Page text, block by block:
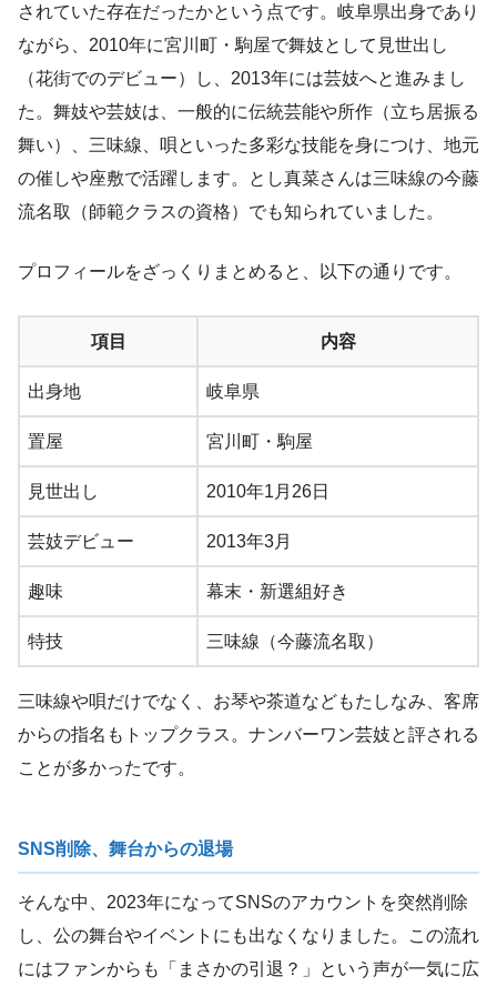
されていた存在だったかという点です。岐阜県出身であり
ながら、2010年に宮川町・駒屋で舞妓として見世出し
（花街でのデビュー）し、2013年には芸妓へと進みまし
た。舞妓や芸妓は、一般的に伝統芸能や所作（立ち居振る
舞い）、三味線、唄といった多彩な技能を身につけ、地元
の催しや座敷で活躍します。とし真菜さんは三味線の今藤
流名取（師範クラスの資格）でも知られていました。
プロフィールをざっくりまとめると、以下の通りです。
項目 内容
出身地 岐阜県
置屋 宮川町・駒屋
見世出し 2010年1月26日
芸妓デビュー 2013年3月
趣味 幕末・新選組好き
特技 三味線（今藤流名取）
三味線や唄だけでなく、お琴や茶道などもたしなみ、客席
からの指名もトップクラス。ナンバーワン芸妓と評される
ことが多かったです。
SNS削除、舞台からの退場
そんな中、2023年になってSNSのアカウントを突然削除
し、公の舞台やイベントにも出なくなりました。この流れ
にはファンからも「まさかの引退？」という声が一気に広